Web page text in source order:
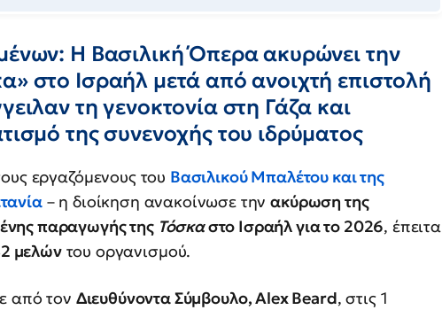
Η Βασιλική Όπερα ακυρώνει την
στο Ισραήλ μετά από ανοιχτή επιστολή
τη γενοκτονία στη Γάζα και
της συνενοχής του ιδρύματος
εργαζόμενους του Βασιλικού Μπαλέτου και της
– η διοίκηση ανακοίνωσε τηνακύρωση της
παραγωγής της Τόσκαστο Ισραήλ για το 2026, έπειτα
μελώντου οργανισμού.
από τον Διευθύνοντα Σύμβουλο, Alex Beard, στις 1